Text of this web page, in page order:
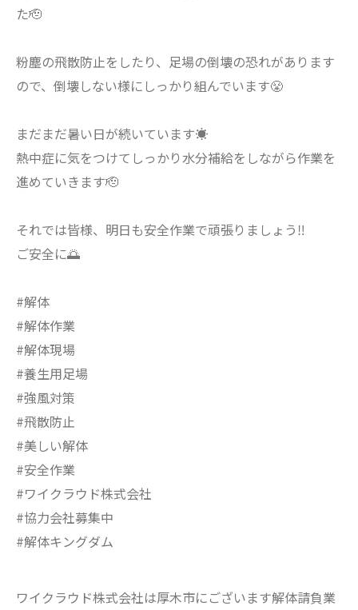
た🫡
粉塵の飛散防止をしたり、足場の倒壊の恐れがあります
ので、倒壊しない様にしっかり組んでいます😤
まだまだ暑い日が続いています☀️
熱中症に気をつけてしっかり水分補給をしながら作業を
進めていきます🫡
それでは皆様、明日も安全作業で頑張りましょう‼️
ご安全に🌅
#解体
#解体作業
#解体現場
#養生用足場
#強風対策
#飛散防止
#美しい解体
#安全作業
#ワイクラウド株式会社
#協力会社募集中
#解体キングダム
ワイクラウド株式会社は厚木市にございます解体請負業